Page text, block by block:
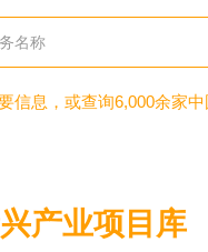
信息，或查询6,000余家
产业项目库